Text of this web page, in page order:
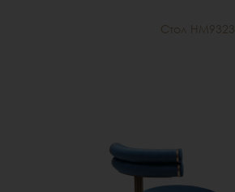
Стол HM9323